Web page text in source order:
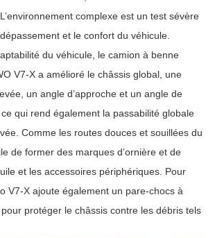
complexe est un test sévère
et le confort du véhicule.
du véhicule, le camion à benne
V7-X a amélioré le châssis global, une
un angle d’approche et un angle de
qui rend également la passabilité globale
Comme les routes douces et souillées du
de former des marques d’ornière et de
et les accessoires périphériques. Pour
V7-X ajoute également un pare-chocs à
pour protéger le châssis contre les débris tels